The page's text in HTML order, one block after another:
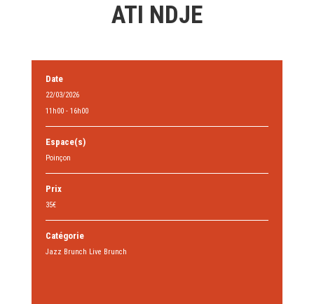
ATI NDJE
Date
22/03/2026
11h00 - 16h00
Espace(s)
Poinçon
Prix
35€
Catégorie
Jazz Brunch Live Brunch